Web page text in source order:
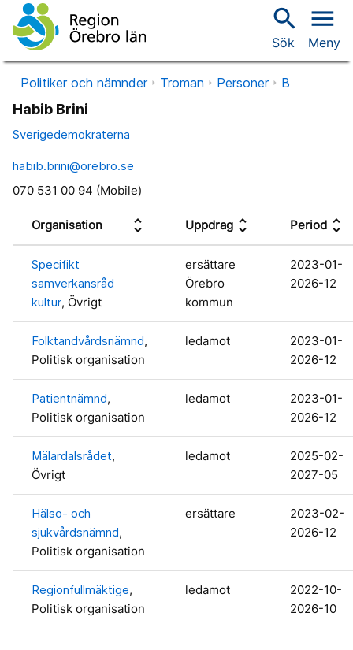
search
Sök
menu
Meny
Politiker och nämnder Troman Personer B
Habib Brini
Sverigedemokraterna
habib.brini@orebro.se
070 531 00 94 (Mobile)
Organisation unfold_more Uppdrag unfold_more Period unfold_more
Specifikt
samverkansråd
kultur, Övrigt
ersättare
Örebro
kommun
2023-01-
2026-12
Folktandvårdsnämnd,
Politisk organisation
ledamot
2023-01-
2026-12
Patientnämnd,
Politisk organisation
ledamot
2023-01-
2026-12
Mälardalsrådet,
Övrigt
ledamot
2025-02-
2027-05
Hälso- och
sjukvårdsnämnd,
Politisk organisation
ersättare
2023-02-
2026-12
Regionfullmäktige,
Politisk organisation
ledamot
2022-10-
2026-10